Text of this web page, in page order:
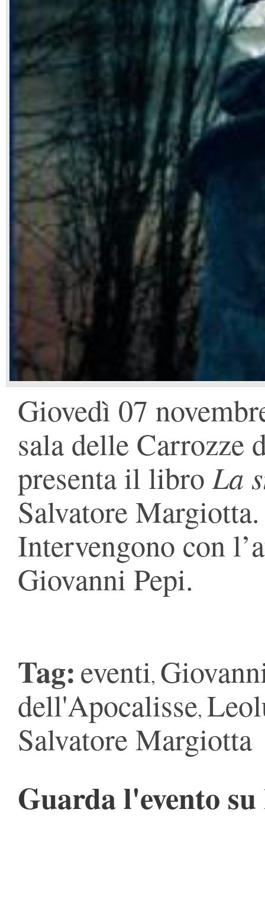
Giovedì 07
sala delle
presenta il libroLa
Salvatore Margiotta.
Intervengono con
Giovanni Pepi.
Tag:eventi,
dell'Apocalisse,
Salvatore Margiotta
Guarda l'evento su